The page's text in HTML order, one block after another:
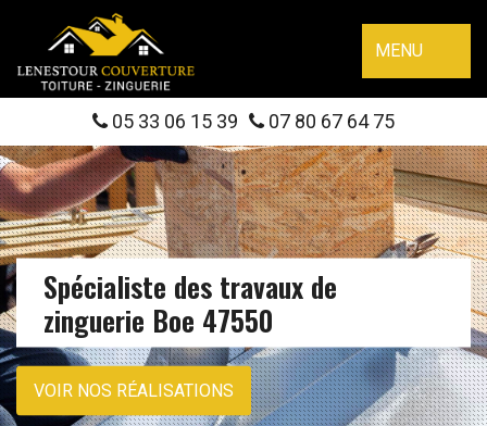
MENU
05 33 06 15 39 07 80 67 64 75
Spécialiste des travaux de
zinguerie Boe 47550
VOIR NOS RÉALISATIONS